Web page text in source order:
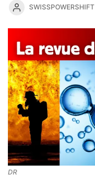
SWISSPOWERSHIFT
DR